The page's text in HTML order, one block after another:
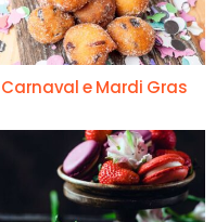
Carnaval e Mardi Gras